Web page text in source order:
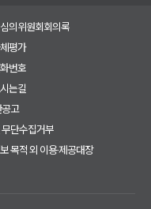
의위원회회의록
평가
번호
는길
공고
무단수집거부
목적 외 이용·제공대장